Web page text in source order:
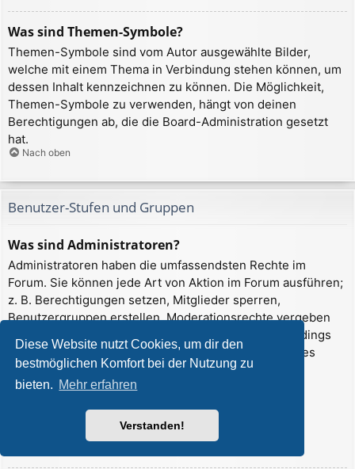
Diese Website nutzt Cookies, um dir den
bestmöglichen Komfort bei der Nutzung zu
bieten. Mehr erfahren
Verstanden!
Was sind Themen-Symbole?
Themen-Symbole sind vom Autor ausgewählte Bilder,
welche mit einem Thema in Verbindung stehen können, um
dessen Inhalt kennzeichnen zu können. Die Möglichkeit,
Themen-Symbole zu verwenden, hängt von deinen
Berechtigungen ab, die die Board-Administration gesetzt
hat.
Nach oben
Benutzer-Stufen und Gruppen
Was sind Administratoren?
Administratoren haben die umfassendsten Rechte im
Forum. Sie können jede Art von Aktion im Forum ausführen;
z. B. Berechtigungen setzen, Mitglieder sperren,
Benutzergruppen erstellen, Moderationsrechte vergeben
usw. Die Rechte, die ein Administrator hat, sind allerdings
davon abhängig, welche Rechte ihnen ein Gründer des
Forums oder ein anderer Administrator erteilt hat.
Administratoren können auch volle
entsprechende Recht erteilt wurde.